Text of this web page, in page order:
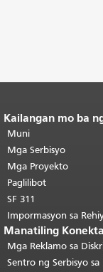
Katapusan ng
pahina.
pahinang ito ay nauulit
pahina.Bumalik sa
pangunahing nilalaman
Kailangan mo ba
Muni
Mga Serbisyo
Mga Proyekto
Paglilibot
SF 311
Impormasyon sa
Manatiling
Mga Reklamo sa
Sentro ng Serbisyo